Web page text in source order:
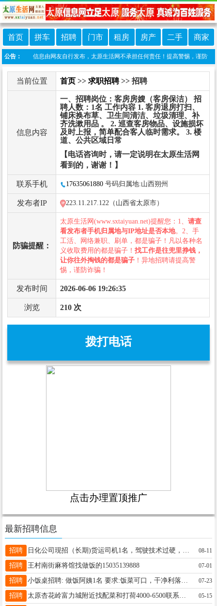
首页 拼车 招聘 门市 租房 房产 二手 商家
公告：
：本栏目信息由网友自行发布，太原生活网不承担任何责任！提高警惕，谨防诈骗
当前位置 首页 >> 求职招聘>> 招聘
信息内容
一、招聘岗位：客房房嫂（客房保洁） 招
聘人数：1名 工作内容 1. 客房退房打扫、
铺床换布草、卫生间清洁、垃圾清理、补
齐洗漱用品 。 2. 巡查客房物品、设施损坏
及时上报，简单配合客人临时需求。 3. 楼
道、公共区域日常
【电话咨询时，请一定说明在太原生活网
看到的，谢谢！】
联系手机 17635061880 号码归属地:山西朔州
发布者IP 223.11.217.122（山西省太原市）
防骗提醒：
太原生活网(www.sxtaiyuan.net)提醒您：1、 请查
看发布者手机归属地与IP地址是否本地。2、手
工活、网络兼职、刷单，都是骗子！凡以各种名
义收取费用的都是骗子！ 找工作是往兜里挣钱，
让你往外掏钱的都是骗子 ！异地招聘请提高警
惕，谨防诈骗！
发布时间 2026-06-06 19:26:35
浏览 210 次
拨打电话
点击办理置顶推广
最新招聘信息
招聘 08-11
招聘 王村南街麻将馆找做饭的15035139888 07-01
招聘 07-23
招聘 05-15